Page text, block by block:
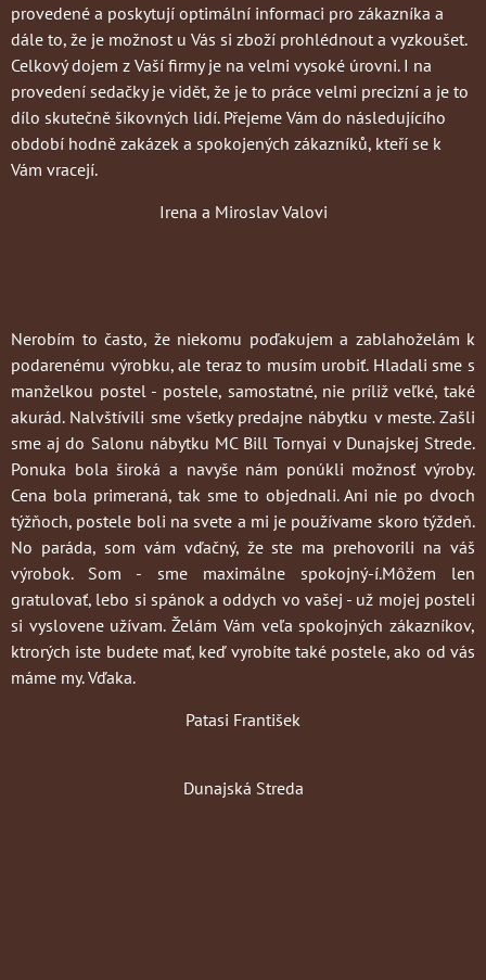
provedené a poskytují optimální informaci pro zákazníka a
dále to, že je možnost u Vás si zboží prohlédnout a vyzkoušet.
Celkový dojem z Vaší firmy je na velmi vysoké úrovni. I na
provedení sedačky je vidět, že je to práce velmi precizní a je to
dílo skutečně šikovných lidí. Přejeme Vám do následujícího
období hodně zakázek a spokojených zákazníků, kteří se k
Vám vracejí.
Irena a Miroslav Valovi
Nerobím to často, že niekomu poďakujem a zablahoželám k
podarenému výrobku, ale teraz to musím urobiť. Hladali sme s
manželkou postel - postele, samostatné, nie príliž veľké, také
akurád. Nalvštívili sme všetky predajne nábytku v meste. Zašli
sme aj do Salonu nábytku MC Bill Tornyai v Dunajskej Strede.
Ponuka bola široká a navyše nám ponúkli možnosť výroby.
Cena bola primeraná, tak sme to objednali. Ani nie po dvoch
týžňoch, postele boli na svete a mi je používame skoro týždeň.
No paráda, som vám vďačný, že ste ma prehovorili na váš
výrobok. Som - sme maximálne spokojný-í.Môžem len
gratulovať, lebo si spánok a oddych vo vašej - už mojej posteli
si vyslovene užívam. Želám Vám veľa spokojných zákazníkov,
ktrorých iste budete mať, keď vyrobíte také postele, ako od vás
máme my. Vďaka.
Patasi František
Dunajská Streda